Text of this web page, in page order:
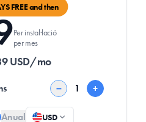
FREE and then
Per instal·lació
per mes
USD/mo
− +
Anual USD